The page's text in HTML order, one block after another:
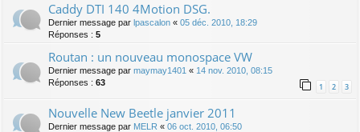
Caddy DTI 140 4Motion DSG.
Dernier message par lpascalon « 05 déc. 2010, 18:29
Réponses : 5
Routan : un nouveau monospace VW
Dernier message par maymay1401 « 14 nov. 2010, 08:15
Réponses : 63 1 2 3
Nouvelle New Beetle janvier 2011
Dernier message par MELR « 06 oct. 2010, 06:50